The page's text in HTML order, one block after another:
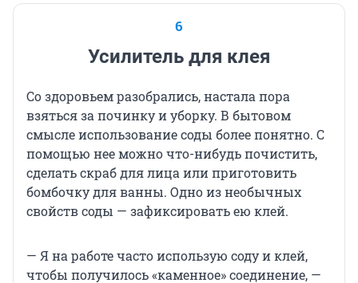
6
Усилитель для клея
Со здоровьем разобрались, настала пора
взяться за починку и уборку. В бытовом
смысле использование соды более понятно. С
помощью нее можно что-нибудь почистить,
сделать скраб для лица или приготовить
бомбочку для ванны. Одно из необычных
свойств соды — зафиксировать ею клей.
— Я на работе часто использую соду и клей,
чтобы получилось «каменное» соединение, —